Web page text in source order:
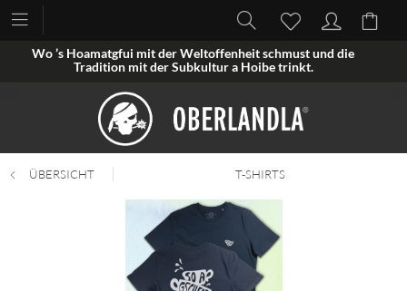
Wo ’s Hoamatgfui mit der Weltoffenheit schmust und die
Tradition mit der Subkultur a Hoibe trinkt.
ÜBERSICHT T-SHIRTS